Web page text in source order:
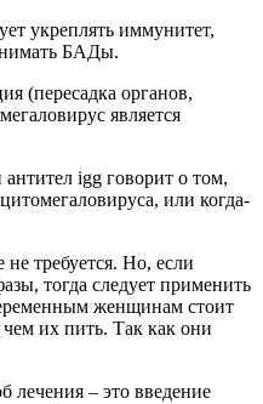
укреплять иммунитет,
БАДы.
(пересадка органов,
является
igg говорит о том,
или когда-
требуется. Но, если
тогда следует применить
женщинам стоит
их пить. Так как они
лечения – это введение